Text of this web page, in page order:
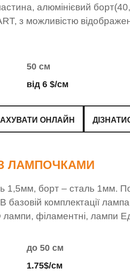
алюмінієвий
з можливістю
50 см
від 6 $/см
ОНЛАЙН
ЛАМПОЧКАМИ
1,5мм, борт – сталь 1мм.
В базовій комплектації
філаментні, лампи
до 50 см
1.75$/см